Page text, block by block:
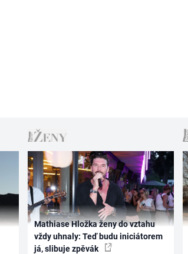
Mathiase Hložka ženy do vztahu
vždy uhnaly: Teď budu iniciátorem
já, slibuje zpěvák